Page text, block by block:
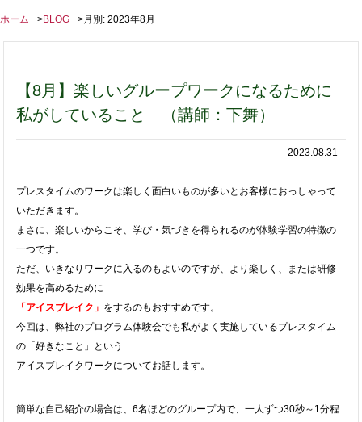
ホーム BLOG 月別: 2023年8月
【8月】楽しいグループワークになるために
私がしていること （講師：下舞）
2023.08.31
プレスタイムのワークは楽しく面白いものが多いとお客様におっしゃって
いただきます。
まさに、楽しいからこそ、学び・気づきを得られるのが体験学習の特徴の
一つです。
ただ、いきなりワークに入るのもよいのですが、より楽しく、または研修
効果を高めるために
「アイスブレイク」 をするのもおすすめです。
今回は、弊社のプログラム体験会でも私がよく実施しているプレスタイム
の「好きなこと」という
アイスブレイクワークについてお話します。
簡単な自己紹介の場合は、6名ほどのグループ内で、一人ずつ30秒～1分程